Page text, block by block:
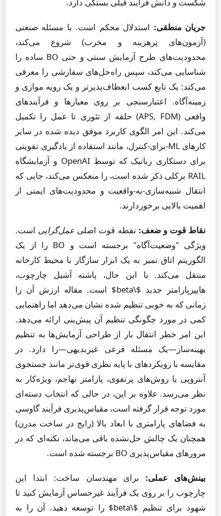
جریان منطقی: استدلال محکم است. با مسئله صنعتی
(آزمون‌های پرهزینه و مخرب) شروع می‌کند،
محدودیت‌های طرح آزمایش سنتی و حتی BO ساده را
شناسایی می‌کند، سپس راه‌حل‌های سفارشی را معرفی
می‌کند: یک تابع کسب انعطاف‌پذیرتر و یک رویه موازی و
زمینه‌آگاه. اعتبارسنجی بر روی معیارها و فرآیندهای
واقعی (APS, FDM) حلقه از تئوری تا عمل را تکمیل
می‌کند. این امر الگوی کاربرد موفق دیده شده در سایر
کارهای ML-برای-کنترل، مانند استفاده از یادگیری تقویتی
برای دستکاری رباتیک که توسط OpenAI و آزمایشگاه
RAIL برکلی ذکر شده است، را منعکس می‌کند، جایی که
انتقال شبیه‌سازی-به-واقعیت و محدودیت‌های ایمنی از
اهمیت بالایی برخوردارند.
نقاط قوت و ضعف: نقطه قوت اصلی عمل‌گرایی است.
ویژگی "وضعیت‌آگاه" برجسته است و BO را از یک
الگوریتم اتاق تمیز به یک ابزار سازگار با محیط کارخانه
منتقل می‌کند. با این حال، پاشنه آشیل چارچوب،
هایپرپارامتر جدید $\beta$ است. مقاله ارزش آن را
زمانی که به خوبی تنظیم شده نشان می‌دهد اما راهنمایی
کمی در مورد چگونگی تنظیم آن پیش‌ینی ارائه می‌دهد.
این امر خطر انتقال بار از طراحی آزمایش‌ها به تنظیم
بهینه‌ساز—یک مسئله فرعی غیربدیهی—را دارد. در
مقایسه با رویکردهای با پایه نظری قوی‌تر مانند جستجوی
آنتروپی یا روش‌های پرتفوی، پارامتر تهاجم، ویژه‌کار به
نظر می‌رسد. علاوه بر این، در حالی که انتخاب دسته‌ای
مورد توجه قرار گرفته است، مقیاس‌پذیری فرآیند گاوسی
به فضاهای پارامتری با ابعاد بالا (رایج در ساخت مدرن)
همچنان یک چالش حل‌نشده باقی می‌ماند، نکته‌ای که در
مرورهای مقیاس‌پذیری BO برجسته شده است.
بینش‌های عملی: برای مهندسان ساخت: ابتدا این
چارچوب را بر روی یک فرآیند غیرحساس آزمایش کنید تا
شهود برای تنظیم $\beta$ را توسعه دهید. آن را به